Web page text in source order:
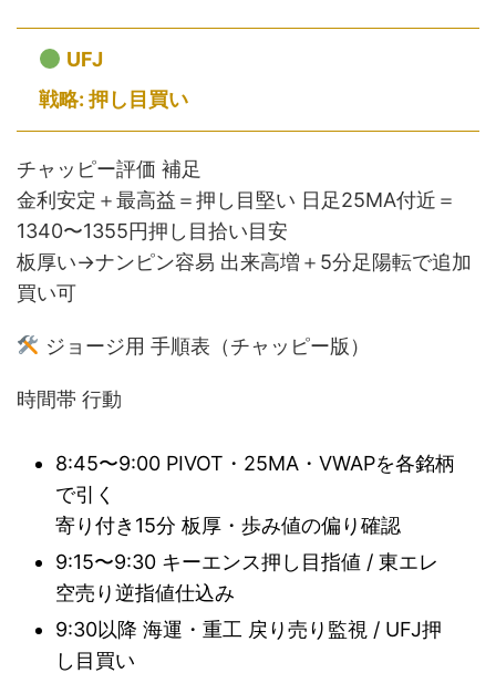
UFJ
戦略: 押し目買い
チャッピー評価 補足
金利安定＋最高益＝押し目堅い 日足25MA付近＝
1340〜1355円押し目拾い目安
板厚い→ナンピン容易 出来高増＋5分足陽転で追加
買い可
ジョージ用 手順表（チャッピー版）
時間帯 行動
8:45〜9:00 PIVOT・25MA・VWAPを各銘柄
で引く
寄り付き15分 板厚・歩み値の偏り確認
9:15〜9:30 キーエンス押し目指値 / 東エレ
空売り逆指値仕込み
9:30以降 海運・重工 戻り売り監視 / UFJ押
し目買い